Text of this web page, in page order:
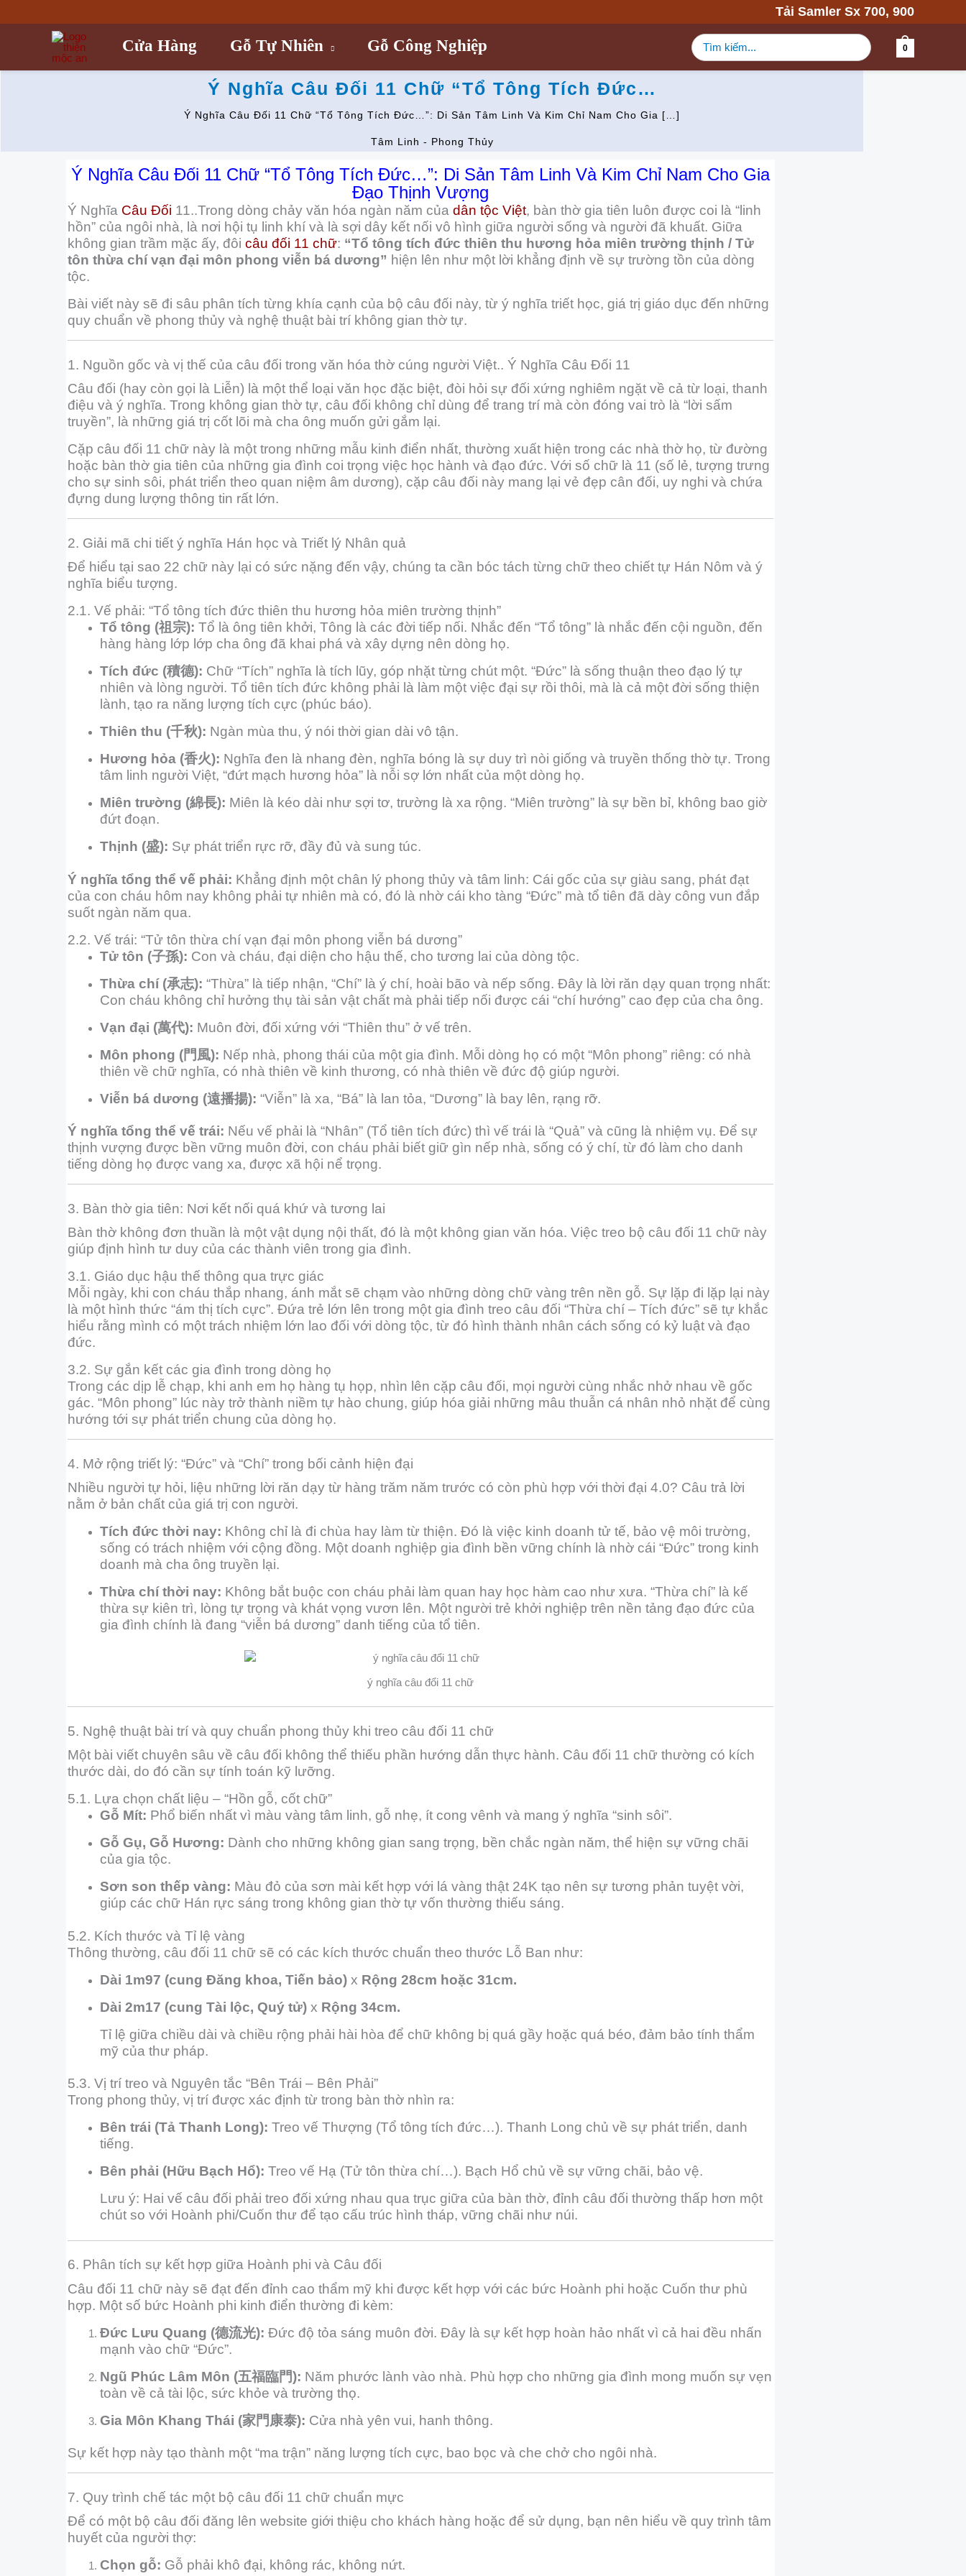
tới
Tải Samler Sx 700, 900
Cửa Hàng Gỗ Tự Nhiên Gỗ Công Nghiệp
Tìm
kiếm:
0
Ý Nghĩa Câu Đối 11 Chữ “Tổ Tông Tích Đức…
Ý Nghĩa Câu Đối 11 Chữ “Tổ Tông Tích Đức…”: Di Sản Tâm Linh Và Kim Chỉ Nam Cho Gia […]
Tâm Linh - Phong Thủy
Ý Nghĩa Câu Đối 11 Chữ “Tổ Tông Tích Đức…”: Di Sản Tâm Linh Và Kim Chỉ Nam Cho Gia
Đạo Thịnh Vượng
Ý Nghĩa Câu Đối 11..Trong dòng chảy văn hóa ngàn năm của dân tộc Việt, bàn thờ gia tiên luôn được coi là “linh
hồn” của ngôi nhà, là nơi hội tụ linh khí và là sợi dây kết nối vô hình giữa người sống và người đã khuất. Giữa
không gian trầm mặc ấy, đôi câu đối 11 chữ: “Tổ tông tích đức thiên thu hương hỏa miên trường thịnh / Tử
tôn thừa chí vạn đại môn phong viễn bá dương” hiện lên như một lời khẳng định về sự trường tồn của dòng
tộc.
Bài viết này sẽ đi sâu phân tích từng khía cạnh của bộ câu đối này, từ ý nghĩa triết học, giá trị giáo dục đến những
quy chuẩn về phong thủy và nghệ thuật bài trí không gian thờ tự.
1. Nguồn gốc và vị thế của câu đối trong văn hóa thờ cúng người Việt.. Ý Nghĩa Câu Đối 11
Câu đối (hay còn gọi là Liễn) là một thể loại văn học đặc biệt, đòi hỏi sự đối xứng nghiêm ngặt về cả từ loại, thanh
điệu và ý nghĩa. Trong không gian thờ tự, câu đối không chỉ dùng để trang trí mà còn đóng vai trò là “lời sấm
truyền”, là những giá trị cốt lõi mà cha ông muốn gửi gắm lại.
Cặp câu đối 11 chữ này là một trong những mẫu kinh điển nhất, thường xuất hiện trong các nhà thờ họ, từ đường
hoặc bàn thờ gia tiên của những gia đình coi trọng việc học hành và đạo đức. Với số chữ là 11 (số lẻ, tượng trưng
cho sự sinh sôi, phát triển theo quan niệm âm dương), cặp câu đối này mang lại vẻ đẹp cân đối, uy nghi và chứa
đựng dung lượng thông tin rất lớn.
2. Giải mã chi tiết ý nghĩa Hán học và Triết lý Nhân quả
Để hiểu tại sao 22 chữ này lại có sức nặng đến vậy, chúng ta cần bóc tách từng chữ theo chiết tự Hán Nôm và ý
nghĩa biểu tượng.
2.1. Vế phải: “Tổ tông tích đức thiên thu hương hỏa miên trường thịnh”
Tổ tông (祖宗): Tổ là ông tiên khởi, Tông là các đời tiếp nối. Nhắc đến “Tổ tông” là nhắc đến cội nguồn, đến
hàng hàng lớp lớp cha ông đã khai phá và xây dựng nên dòng họ.
Tích đức (積德): Chữ “Tích” nghĩa là tích lũy, góp nhặt từng chút một. “Đức” là sống thuận theo đạo lý tự
nhiên và lòng người. Tổ tiên tích đức không phải là làm một việc đại sự rồi thôi, mà là cả một đời sống thiện
lành, tạo ra năng lượng tích cực (phúc báo).
Thiên thu (千秋): Ngàn mùa thu, ý nói thời gian dài vô tận.
Hương hỏa (香火): Nghĩa đen là nhang đèn, nghĩa bóng là sự duy trì nòi giống và truyền thống thờ tự. Trong
tâm linh người Việt, “đứt mạch hương hỏa” là nỗi sợ lớn nhất của một dòng họ.
Miên trường (綿長): Miên là kéo dài như sợi tơ, trường là xa rộng. “Miên trường” là sự bền bỉ, không bao giờ
đứt đoạn.
Thịnh (盛): Sự phát triển rực rỡ, đầy đủ và sung túc.
Ý nghĩa tổng thể vế phải: Khẳng định một chân lý phong thủy và tâm linh: Cái gốc của sự giàu sang, phát đạt
của con cháu hôm nay không phải tự nhiên mà có, đó là nhờ cái kho tàng “Đức” mà tổ tiên đã dày công vun đắp
suốt ngàn năm qua.
2.2. Vế trái: “Tử tôn thừa chí vạn đại môn phong viễn bá dương”
Tử tôn (子孫): Con và cháu, đại diện cho hậu thế, cho tương lai của dòng tộc.
Thừa chí (承志): “Thừa” là tiếp nhận, “Chí” là ý chí, hoài bão và nếp sống. Đây là lời răn dạy quan trọng nhất:
Con cháu không chỉ hưởng thụ tài sản vật chất mà phải tiếp nối được cái “chí hướng” cao đẹp của cha ông.
Vạn đại (萬代): Muôn đời, đối xứng với “Thiên thu” ở vế trên.
Môn phong (門風): Nếp nhà, phong thái của một gia đình. Mỗi dòng họ có một “Môn phong” riêng: có nhà
thiên về chữ nghĩa, có nhà thiên về kinh thương, có nhà thiên về đức độ giúp người.
Viễn bá dương (遠播揚): “Viễn” là xa, “Bá” là lan tỏa, “Dương” là bay lên, rạng rỡ.
Ý nghĩa tổng thể vế trái: Nếu vế phải là “Nhân” (Tổ tiên tích đức) thì vế trái là “Quả” và cũng là nhiệm vụ. Để sự
thịnh vượng được bền vững muôn đời, con cháu phải biết giữ gìn nếp nhà, sống có ý chí, từ đó làm cho danh
tiếng dòng họ được vang xa, được xã hội nể trọng.
3. Bàn thờ gia tiên: Nơi kết nối quá khứ và tương lai
Bàn thờ không đơn thuần là một vật dụng nội thất, đó là một không gian văn hóa. Việc treo bộ câu đối 11 chữ này
giúp định hình tư duy của các thành viên trong gia đình.
3.1. Giáo dục hậu thế thông qua trực giác
Mỗi ngày, khi con cháu thắp nhang, ánh mắt sẽ chạm vào những dòng chữ vàng trên nền gỗ. Sự lặp đi lặp lại này
là một hình thức “ám thị tích cực”. Đứa trẻ lớn lên trong một gia đình treo câu đối “Thừa chí – Tích đức” sẽ tự khắc
hiểu rằng mình có một trách nhiệm lớn lao đối với dòng tộc, từ đó hình thành nhân cách sống có kỷ luật và đạo
đức.
3.2. Sự gắn kết các gia đình trong dòng họ
Trong các dịp lễ chạp, khi anh em họ hàng tụ họp, nhìn lên cặp câu đối, mọi người cùng nhắc nhở nhau về gốc
gác. “Môn phong” lúc này trở thành niềm tự hào chung, giúp hóa giải những mâu thuẫn cá nhân nhỏ nhặt để cùng
hướng tới sự phát triển chung của dòng họ.
4. Mở rộng triết lý: “Đức” và “Chí” trong bối cảnh hiện đại
Nhiều người tự hỏi, liệu những lời răn dạy từ hàng trăm năm trước có còn phù hợp với thời đại 4.0? Câu trả lời
nằm ở bản chất của giá trị con người.
Tích đức thời nay: Không chỉ là đi chùa hay làm từ thiện. Đó là việc kinh doanh tử tế, bảo vệ môi trường,
sống có trách nhiệm với cộng đồng. Một doanh nghiệp gia đình bền vững chính là nhờ cái “Đức” trong kinh
doanh mà cha ông truyền lại.
Thừa chí thời nay: Không bắt buộc con cháu phải làm quan hay học hàm cao như xưa. “Thừa chí” là kế
thừa sự kiên trì, lòng tự trọng và khát vọng vươn lên. Một người trẻ khởi nghiệp trên nền tảng đạo đức của
gia đình chính là đang “viễn bá dương” danh tiếng của tổ tiên.
ý nghĩa câu đổi 11 chữ
5. Nghệ thuật bài trí và quy chuẩn phong thủy khi treo câu đối 11 chữ
Một bài viết chuyên sâu về câu đối không thể thiếu phần hướng dẫn thực hành. Câu đối 11 chữ thường có kích
thước dài, do đó cần sự tính toán kỹ lưỡng.
5.1. Lựa chọn chất liệu – “Hồn gỗ, cốt chữ”
Gỗ Mít: Phổ biến nhất vì màu vàng tâm linh, gỗ nhẹ, ít cong vênh và mang ý nghĩa “sinh sôi”.
Gỗ Gụ, Gỗ Hương: Dành cho những không gian sang trọng, bền chắc ngàn năm, thể hiện sự vững chãi
của gia tộc.
Sơn son thếp vàng: Màu đỏ của sơn mài kết hợp với lá vàng thật 24K tạo nên sự tương phản tuyệt vời,
giúp các chữ Hán rực sáng trong không gian thờ tự vốn thường thiếu sáng.
5.2. Kích thước và Tỉ lệ vàng
Thông thường, câu đối 11 chữ sẽ có các kích thước chuẩn theo thước Lỗ Ban như:
Dài 1m97 (cung Đăng khoa, Tiến bảo) x Rộng 28cm hoặc 31cm.
Dài 2m17 (cung Tài lộc, Quý tử) x Rộng 34cm.
Tỉ lệ giữa chiều dài và chiều rộng phải hài hòa để chữ không bị quá gầy hoặc quá béo, đảm bảo tính thẩm
mỹ của thư pháp.
5.3. Vị trí treo và Nguyên tắc “Bên Trái – Bên Phải”
Trong phong thủy, vị trí được xác định từ trong bàn thờ nhìn ra:
Bên trái (Tả Thanh Long): Treo vế Thượng (Tổ tông tích đức…). Thanh Long chủ về sự phát triển, danh
tiếng.
Bên phải (Hữu Bạch Hổ): Treo vế Hạ (Tử tôn thừa chí…). Bạch Hổ chủ về sự vững chãi, bảo vệ.
Lưu ý: Hai vế câu đối phải treo đối xứng nhau qua trục giữa của bàn thờ, đỉnh câu đối thường thấp hơn một
chút so với Hoành phi/Cuốn thư để tạo cấu trúc hình tháp, vững chãi như núi.
6. Phân tích sự kết hợp giữa Hoành phi và Câu đối
Câu đối 11 chữ này sẽ đạt đến đỉnh cao thẩm mỹ khi được kết hợp với các bức Hoành phi hoặc Cuốn thư phù
hợp. Một số bức Hoành phi kinh điển thường đi kèm:
Đức Lưu Quang (德流光): Đức độ tỏa sáng muôn đời. Đây là sự kết hợp hoàn hảo nhất vì cả hai đều nhấn
mạnh vào chữ “Đức”.
Ngũ Phúc Lâm Môn (五福臨門): Năm phước lành vào nhà. Phù hợp cho những gia đình mong muốn sự vẹn
toàn về cả tài lộc, sức khỏe và trường thọ.
Gia Môn Khang Thái (家門康泰): Cửa nhà yên vui, hanh thông.
Sự kết hợp này tạo thành một “ma trận” năng lượng tích cực, bao bọc và che chở cho ngôi nhà.
7. Quy trình chế tác một bộ câu đối 11 chữ chuẩn mực
Để có một bộ câu đối đăng lên website giới thiệu cho khách hàng hoặc để sử dụng, bạn nên hiểu về quy trình tâm
huyết của người thợ:
Chọn gỗ: Gỗ phải khô đại, không rác, không nứt.